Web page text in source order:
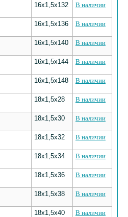
16х1,5х132 В наличии
16х1,5х136 В наличии
16х1,5х140 В наличии
16х1,5х144 В наличии
16х1,5х148 В наличии
18х1,5х28 В наличии
18х1,5х30 В наличии
18х1,5х32 В наличии
18х1,5х34 В наличии
18х1,5х36 В наличии
18х1,5х38 В наличии
18х1,5х40 В наличии